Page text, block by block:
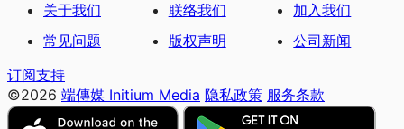
关于我们
联络我们
加入我们
常见问题
版权声明
公司新闻
订阅支持
©2026 端傳媒 Initium Media 隐私政策 服务条款